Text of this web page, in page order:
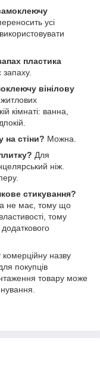
усі
пластика
вінілову
кімнаті: ванна,
на стіни? Можна.
Для
ніж.
стикування?
не має, тому що
тому
назву
покупців
товару може